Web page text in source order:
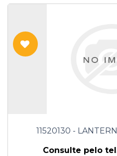
11520130 -
Consulte pelo